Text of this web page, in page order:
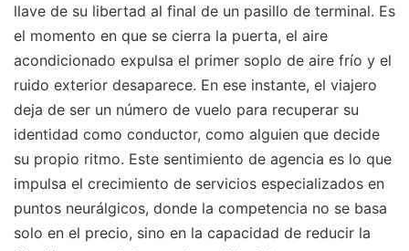
llave de su libertad al final de un pasillo de terminal. Es
el momento en que se cierra la puerta, el aire
acondicionado expulsa el primer soplo de aire frío y el
ruido exterior desaparece. En ese instante, el viajero
deja de ser un número de vuelo para recuperar su
identidad como conductor, como alguien que decide
su propio ritmo. Este sentimiento de agencia es lo que
impulsa el crecimiento de servicios especializados en
puntos neurálgicos, donde la competencia no se basa
solo en el precio, sino en la capacidad de reducir la